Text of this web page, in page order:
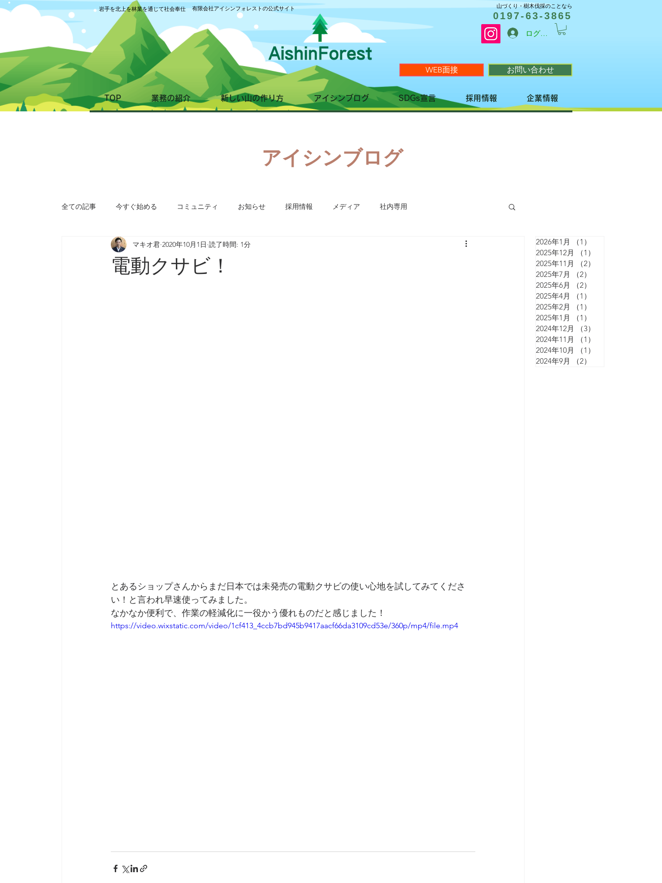
岩手を北上を林業を通じて社会奉仕 有限会社アイシンフォレストの公式サイト 山づくり・樹木伐採のことなら
0197-63-3865
ログイン
WEB面接 お問い合わせ
TOP 業務の紹介 新しい山の作り方 アイシンブログ SDGs宣言 採用情報 企業情報
​アイシンブログ
全ての記事 今すぐ始める コミュニティ お知らせ 採用情報 メディア 社内専用
電動クサビ！
マキオ君 2020年10月1日 読了時間: 1分
とあるショップさんからまだ日本では未発売の電動クサビの使い心地を試してみてくださ
い！と言われ早速使ってみました。
なかなか便利で、作業の軽減化に一役かう優れものだと感じました！
https://video.wixstatic.com/video/1cf413_4ccb7bd945b9417aacf66da3109cd53e/360p/mp4/file.mp4
2026年1月 （1）
2025年12月
（1）
2025年11月
（2）
2025年7月
（2）
2025年6月
（2）
2025年4月
（1）
2025年2月
（1）
2025年1月
（1）
2024年12月
（3）
2024年11月
（1）
2024年10月
（1）
2024年9月
（2）